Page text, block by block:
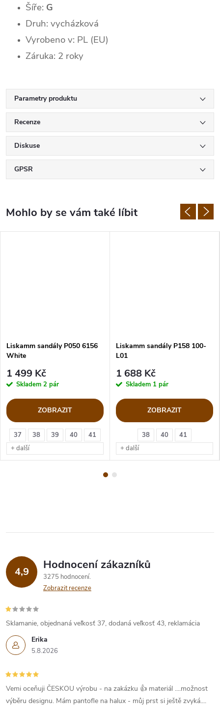
Šíře: G
Druh: vycházková
Vyrobeno v: PL (EU)
Záruka: 2 roky
Parametry produktu
Recenze
Diskuse
GPSR
37 38 39 40
41
+ další
Liskamm sandály P050 6156
White
1 499 Kč
Skladem 2 pár
ZOBRAZIT
38 40
41
+ další
Liskamm sandály P158 100-
L01
1 688 Kč
Skladem 1 pár
ZOBRAZIT
4,9 Hodnocení zákazníků
3275 hodnocení
Zobrazit recenze
Erika
5.8.2026
Sklamanie, objednaná veľkosť 37, dodaná veľkosť 43, reklamácia
Vemi oceňuji ČESKOU výrobu - na zakázku 👍 materiál ....možnost
výběru designu. Mám pantofle na halux - můj prst si ještě zvyká....